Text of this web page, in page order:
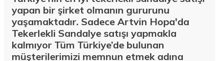
yapan bir şirket olmanın gururunu
yaşamaktadır. Sadece Artvin Hopa'da
Tekerlekli Sandalye satışı yapmakla
kalmıyor Tüm Türkiye’de bulunan
müşterilerimizi memnun etmek adına